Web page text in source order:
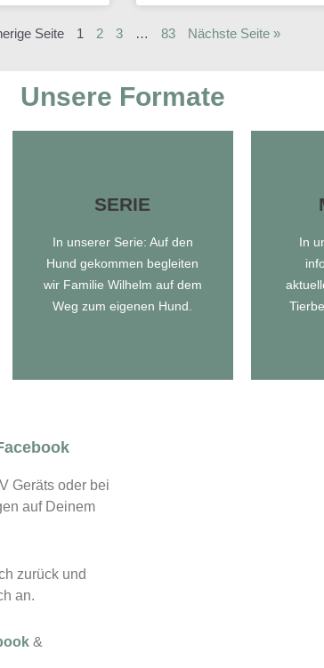
Seite 1 2 3 … 83 Nächste Seite »
Unsere Formate
SERIE
In unserer Serie: Auf den
Hund gekommen begleiten
wir Familie Wilhelm auf dem
Weg zum eigenen Hund.
SERIE
Auf den Hund gekommen
In
Zu
Geräts oder bei
auf Deinem
zurück und
an.
&